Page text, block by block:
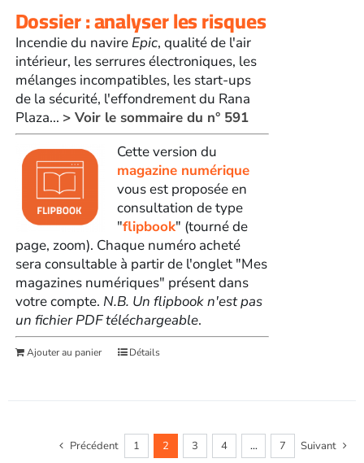
Dossier : analyser les risques
Incendie du navire Epic, qualité de l'air
intérieur, les serrures électroniques, les
mélanges incompatibles, les start-ups
de la sécurité, l'effondrement du Rana
Plaza... > Voir le sommaire du n° 591
Cette version du
magazine numérique
vous est proposée en
consultation de type
"flipbook" (tourné de
page, zoom). Chaque numéro acheté
sera consultable à partir de l'onglet "Mes
magazines numériques" présent dans
votre compte. N.B. Un flipbook n'est pas
un fichier PDF téléchargeable.
Ajouter au panier Détails
Précédent 1 2 3 4 … 7 Suivant